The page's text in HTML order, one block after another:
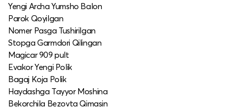
Yengi Archa Yumsho Balon
Parok Qoyilgan
Nomer Pasga Tushirilgan
Stopga Garmdori Qilingan
Magicar 909 pult
Evakor Yengi Polik
Bagaj Koja Polik
Haydashga Tayyor Moshina
Bekorchila Bezovta Qimasin